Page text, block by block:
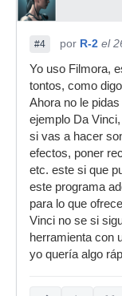
#4 por R-2 el
Yo uso Filmora,
tontos, como
Ahora no le
ejemplo Da
si vas a hacer
efectos, poner
etc. este si que
este programa
para lo que
Vinci no se si
herramienta con
yo quería algo